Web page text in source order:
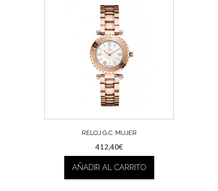
RELOJ G.C. MUJER
412,40€
AÑADIR AL CARRITO